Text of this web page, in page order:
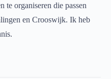
te organiseren die passen
en Crooswijk. Ik heb